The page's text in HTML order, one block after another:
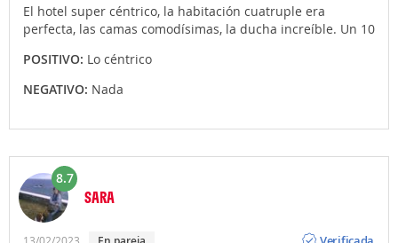
El hotel super céntrico, la habitación cuatruple era
perfecta, las camas comodísimas, la ducha increíble. Un 10
POSITIVO: Lo céntrico
NEGATIVO: Nada
8.7
SARA
13/02/2023